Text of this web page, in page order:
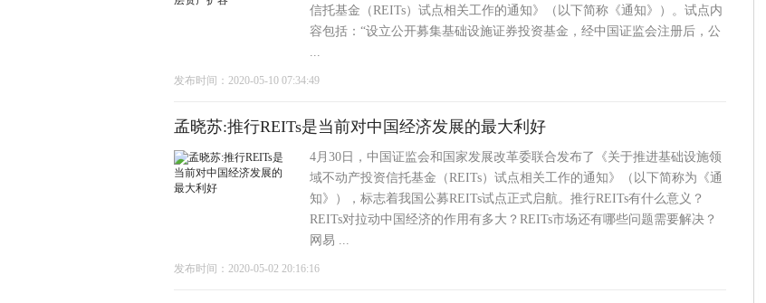
信托基金（REITs）试点相关工作的通知》（以下简称《通知》）。试点内
容包括：“设立公开募集基础设施证券投资基金，经中国证监会注册后，公
...
发布时间：2020-05-10 07:34:49
孟晓苏:推行REITs是当前对中国经济发展的最大利好
4月30日，中国证监会和国家发展改革委联合发布了《关于推进基础设施领
域不动产投资信托基金（REITs）试点相关工作的通知》（以下简称为《通
知》），标志着我国公募REITs试点正式启航。推行REITs有什么意义？
REITs对拉动中国经济的作用有多大？REITs市场还有哪些问题需要解决？
网易 ...
发布时间：2020-05-02 20:16:16